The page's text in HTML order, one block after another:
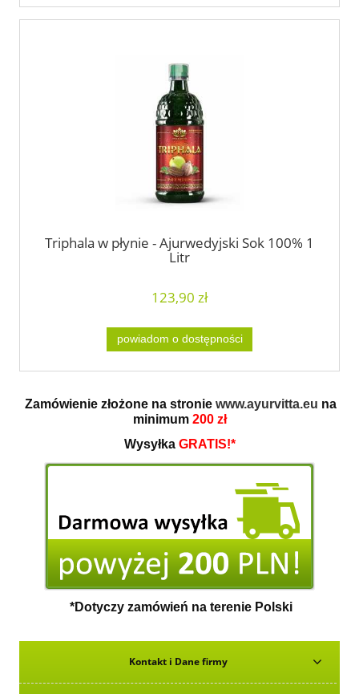
Triphala w płynie - Ajurwedyjski Sok 100% 1
Litr
123,90 zł
powiadom o dostępności
Zamówienie złożone na stronie www.ayurvitta.eu na
minimum 200 zł
Wysyłka GRATIS!*
*Dotyczy zamówień na terenie Polski
Kontakt i Dane firmy